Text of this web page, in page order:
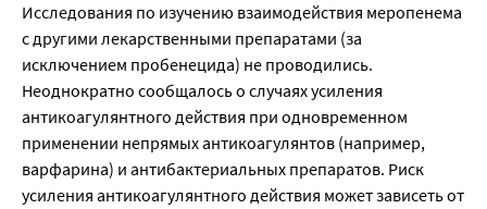
Исследования по изучению взаимодействия меропенема
с другими лекарственными препаратами (за
исключением пробенецида) не проводились.
Неоднократно сообщалось о случаях усиления
антикоагулянтного действия при одновременном
применении непрямых антикоагулянтов (например,
варфарина) и антибактериальных препаратов. Риск
усиления антикоагулянтного действия может зависеть от